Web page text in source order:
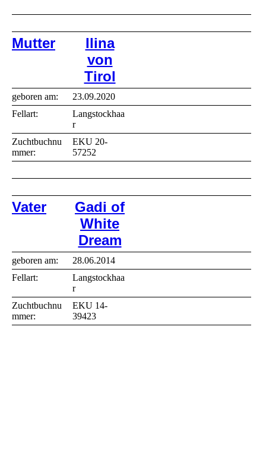
Mutter
Ilina
von
Tirol
geboren am:
23.09.2020
Fellart:
Langstockhaa
r
Zuchtbuchnu
mmer:
EKU 20-
57252
Vater
Gadi of
White
Dream
geboren am:
28.06.2014
Fellart:
Langstockhaa
r
Zuchtbuchnu
mmer:
EKU 14-
39423